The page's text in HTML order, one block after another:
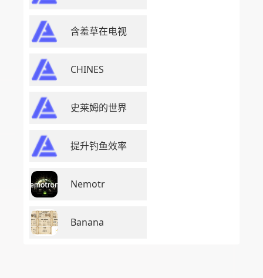
含羞草在电视
CHINES
史莱姆的世界
提升钓鱼效率
Nemotr
Banana